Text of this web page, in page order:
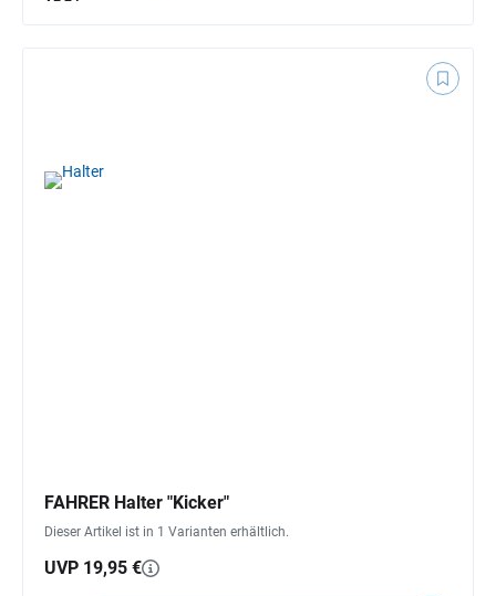
FAHRER Halter "Kicker"
Dieser Artikel ist in 1 Varianten erhältlich.
UVP 19,95 €